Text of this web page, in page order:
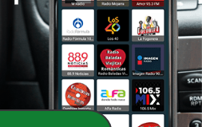
Tu Desarrollo Personal